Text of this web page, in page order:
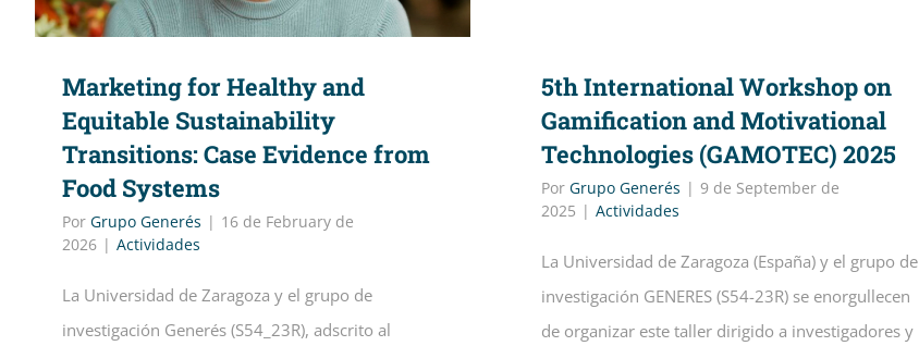
Marketing for Healthy and
Equitable Sustainability
Transitions: Case Evidence from
Food Systems
Por Grupo Generés | 16 de February de
2026 | Actividades
La Universidad de Zaragoza y el grupo de
investigación Generés (S54_23R), adscrito al
5th International Workshop on
Gamification and Motivational
Technologies (GAMOTEC) 2025
Por Grupo Generés | 9 de September de
2025 | Actividades
La Universidad de Zaragoza (España) y el grupo de
investigación GENERES (S54-23R) se enorgullecen
de organizar este taller dirigido a investigadores y